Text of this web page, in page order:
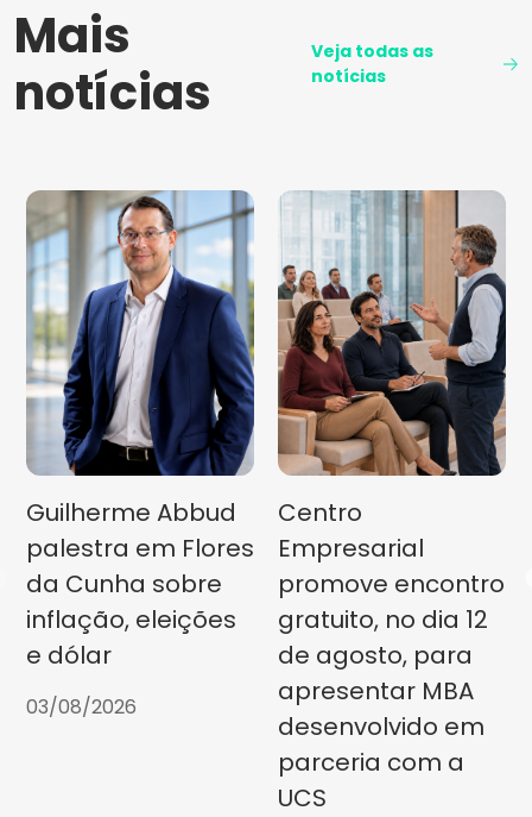
Mais
notícias
Veja todas as
notícias
Guilherme Abbud
palestra em Flores
da Cunha sobre
inflação, eleições
e dólar
03/08/2026
Centro
Empresarial
promove encontro
gratuito, no dia 12
de agosto, para
apresentar MBA
desenvolvido em
parceria com a
UCS